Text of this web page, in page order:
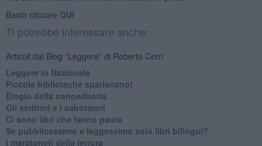
Basta cliccare QUI
Ti potrebbe interessare anche:
Articoli dal Blog “Leggere” di Roberto Cerri
​Leggere in Nazionale
​Piccole biblioteche spariscono!
​Elogio della nanoeditoria
Gli scrittori e i sabotatori
Ci sono libri che fanno paura
Se pubblicassimo e leggessimo solo libri bilingui?
I maratoneti della lettura